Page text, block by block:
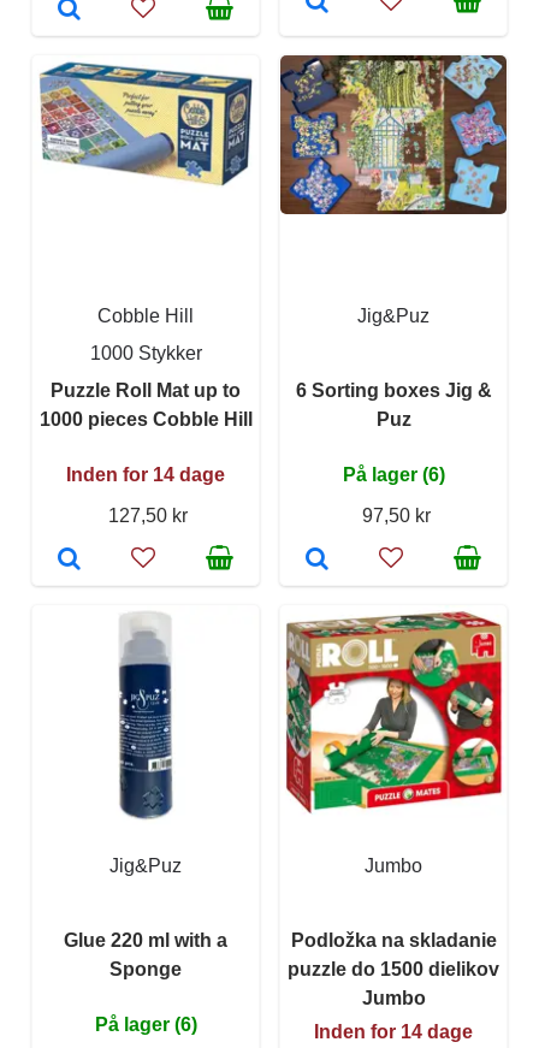
Cobble Hill
1000 Stykker
Puzzle Roll Mat up to
1000 pieces Cobble Hill
Inden for 14 dage
127,50 kr
Jig&Puz
6 Sorting boxes Jig &
Puz
På lager (6)
97,50 kr
Jig&Puz
Glue 220 ml with a
Sponge
På lager (6)
Jumbo
Podložka na skladanie
puzzle do 1500 dielikov
Jumbo
Inden for 14 dage